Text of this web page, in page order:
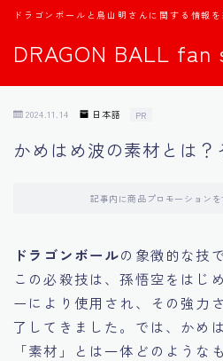
DRAGON BALL fan
ドラゴンボールと鳥山明さんに関する情報
MENU
中文
Español
2024.11.14 日本語 PR
かめはめ波の素材とは
記事内に商品プロモーション
ドラゴンボールの象徴的な技
この必殺技は、孫悟空をはじ
ーにより使用され、その強力
了してきました。では、かめ
「素材」とは一体どのような